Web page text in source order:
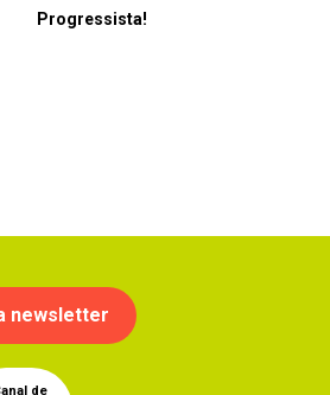
Progressista!
newsletter
de